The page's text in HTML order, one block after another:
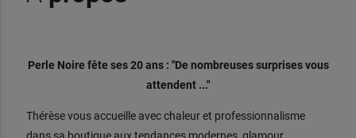
Perle Noire fête ses 20 ans : "De nombreuses surprises vous
attendent ..."
Thérèse vous accueille avec chaleur et professionnalisme
dans sa boutique aux tendances modernes, glamour,